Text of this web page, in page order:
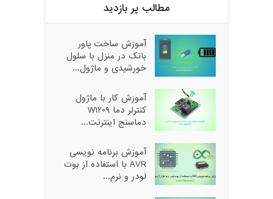
مطالب پر بازدید
آموزش ساخت پاور
بانک در منزل با سلول
خورشیدی و ماژول...
آموزش کار با ماژول
کنترلر دما W1209
دماسنج اینترنت...
آموزش برنامه نویسی
AVR با استفاده از بوت
لودر و نرم...